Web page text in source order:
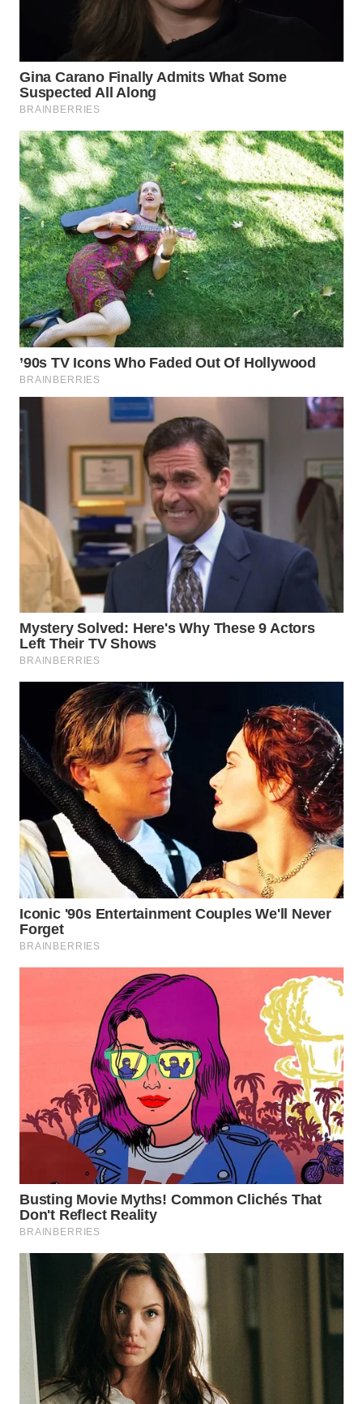
INDRAMAYU
WN
KUNINGAN
WN
MAJALENGKA
WN
SUBANG
WN
SUKABUMI
WN
PURWAKARTA
WN
WN
SOLO
WN
BOROBUDUR
WN
MADURA
SURABAYA
NATUNA
WN
BINTAN
WN
MANDALIKA
WN
LIKUPANG
Wahana
Media
NEWS
WAHANA
TANI
WAHANA
ADVOKAT
WAHANA
INFRASTRUKTUR